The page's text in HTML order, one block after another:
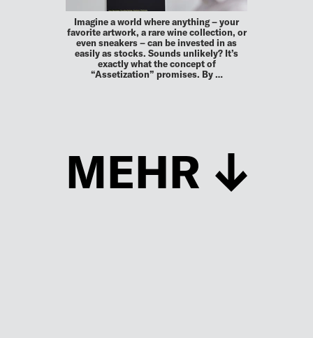
Imagine a world where anything – your
favorite artwork, a rare wine collection, or
even sneakers – can be invested in as
easily as stocks. Sounds unlikely? It’s
exactly what the concept of
“Assetization” promises. By …
MEHR